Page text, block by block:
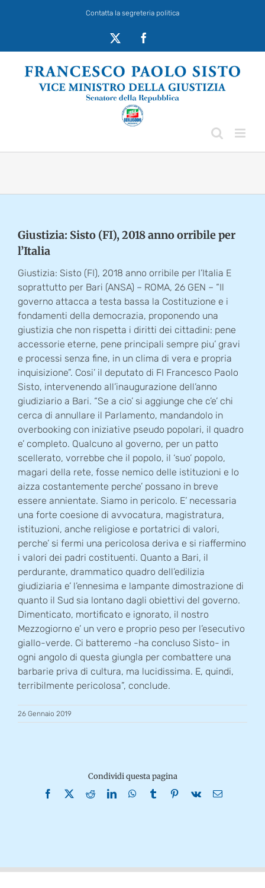
Contatta la segreteria politica
Giustizia: Sisto (FI), 2018 anno orribile per
l’Italia
Giustizia: Sisto (FI), 2018 anno orribile per l’Italia E
soprattutto per Bari (ANSA) – ROMA, 26 GEN – “Il
governo attacca a testa bassa la Costituzione e i
fondamenti della democrazia, proponendo una
giustizia che non rispetta i diritti dei cittadini: pene
accessorie eterne, pene principali sempre piu’ gravi
e processi senza fine, in un clima di vera e propria
inquisizione”. Cosi’ il deputato di FI Francesco Paolo
Sisto, intervenendo all’inaugurazione dell’anno
giudiziario a Bari. “Se a cio’ si aggiunge che c’e’ chi
cerca di annullare il Parlamento, mandandolo in
overbooking con iniziative pseudo popolari, il quadro
e’ completo. Qualcuno al governo, per un patto
scellerato, vorrebbe che il popolo, il ‘suo’ popolo,
magari della rete, fosse nemico delle istituzioni e lo
aizza costantemente perche’ possano in breve
essere annientate. Siamo in pericolo. E’ necessaria
una forte coesione di avvocatura, magistratura,
istituzioni, anche religiose e portatrici di valori,
perche’ si fermi una pericolosa deriva e si riaffermino
i valori dei padri costituenti. Quanto a Bari, il
perdurante, drammatico quadro dell’edilizia
giudiziaria e’ l’ennesima e lampante dimostrazione di
quanto il Sud sia lontano dagli obiettivi del governo.
Dimenticato, mortificato e ignorato, il nostro
Mezzogiorno e’ un vero e proprio peso per l’esecutivo
giallo-verde. Ci batteremo -ha concluso Sisto- in
ogni angolo di questa giungla per combattere una
barbarie priva di cultura, ma lucidissima. E, quindi,
terribilmente pericolosa”, conclude.
26 Gennaio 2019
Condividi questa pagina
Facebook
X RedditLinkedInWhatsApp
TumblrPinterest
Vk Email